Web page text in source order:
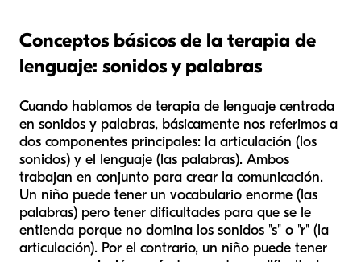
Conceptos básicos de la terapia de
lenguaje: sonidos y palabras
Cuando hablamos de terapia de lenguaje centrada
en sonidos y palabras, básicamente nos referimos a
dos componentes principales: la articulación (los
sonidos) y el lenguaje (las palabras). Ambos
trabajan en conjunto para crear la comunicación.
Un niño puede tener un vocabulario enorme (las
palabras) pero tener dificultades para que se le
entienda porque no domina los sonidos "s" o "r" (la
articulación). Por el contrario, un niño puede tener